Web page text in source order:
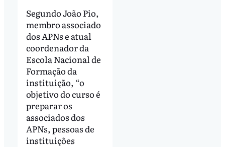
Segundo João Pio,
membro associado
dos APNs e atual
coordenador da
Escola Nacional de
Formação da
instituição, “o
objetivo do curso é
preparar os
associados dos
APNs, pessoas de
instituições